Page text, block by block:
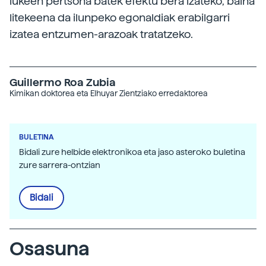
litekeena da ilunpeko egonaldiak erabilgarri
izatea entzumen-arazoak tratatzeko.
Guillermo Roa Zubia
Kimikan doktorea eta Elhuyar Zientziako erredaktorea
BULETINA
Bidali zure helbide elektronikoa eta jaso asteroko buletina
zure sarrera-ontzian
Bidali
Osasuna